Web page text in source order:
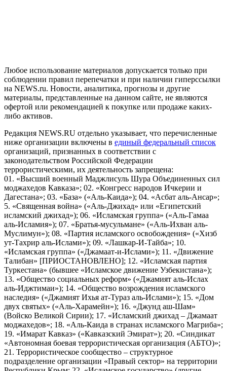
Любое использование материалов допускается только при
соблюдении правил перепечатки и при наличии гиперссылки
на NEWS.ru. Новости, аналитика, прогнозы и другие
материалы, представленные на данном сайте, не являются
офертой или рекомендацией к покупке или продаже каких-
либо активов.
Редакция NEWS.RU отдельно указывает, что перечисленные
ниже организации включены в единый федеральный список
организаций, признанных в соответствии с
законодательством Российской Федерации
террористическими, их деятельность запрещена:
01. «Высший военный Маджлисуль Шура Объединенных сил
моджахедов Кавказа»; 02. «Конгресс народов Ичкерии и
Дагестана»; 03. «База» («Аль-Каида»); 04. «Асбат аль-Ансар»;
5. «Священная война» («Аль-Джихад» или «Египетский
исламский джихад»); 06. «Исламская группа» («Аль-Гамаа
аль-Исламия»); 07. «Братья-мусульмане» («Аль-Ихван аль-
Муслимун»); 08. «Партия исламского освобождения» («Хизб
ут-Тахрир аль-Ислами»); 09. «Лашкар-И-Тайба»; 10.
«Исламская группа» («Джамаат-и-Ислами»); 11. «Движение
Талибан» [ПРИОСТАНОВЛЕНО]; 12. «Исламская партия
Туркестана» (бывшее «Исламское движение Узбекистана»);
13. «Общество социальных реформ» («Джамият аль-Ислах
аль-Иджтимаи»); 14. «Общество возрождения исламского
наследия» («Джамият Ихья ат-Тураз аль-Ислами»); 15. «Дом
двух святых» («Аль-Харамейн»); 16. «Джунд аш-Шам»
(Войско Великой Сирии); 17. «Исламский джихад – Джамаат
моджахедов»; 18. «Аль-Каида в странах исламского Магриба»;
19. «Имарат Кавказ» («Кавказский Эмират»); 20. «Синдикат
«Автономная боевая террористическая организация (АБТО)»;
21. Террористическое сообщество – структурное
подразделение организации «Правый сектор» на территории